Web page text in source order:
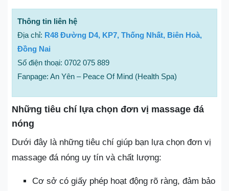
Thông tin liên hệ
Địa chỉ: R48 Đường D4, KP7, Thống Nhất, Biên Hoà,
Đồng Nai
Số điện thoại: 0702 075 889
Fanpage: An Yên – Peace Of Mind (Health Spa)
Những tiêu chí lựa chọn đơn vị massage đá
nóng
Dưới đây là những tiêu chí giúp bạn lựa chọn đơn vị
massage đá nóng uy tín và chất lượng:
Cơ sở có giấy phép hoạt động rõ ràng, đảm bảo